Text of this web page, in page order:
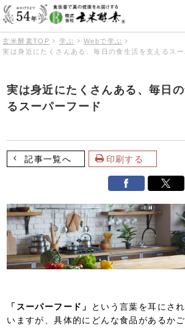
玄米酵素TOP 学ぶ
Webで学ぶ
実は身近にたくさんある、毎日の食生活を支えるス
実は身近にたくさんある、毎日
るスーパーフード
記事一覧へ 印刷する
「スーパーフード」
という言葉を耳にさ
いますが、具体的にどんな食品があるか